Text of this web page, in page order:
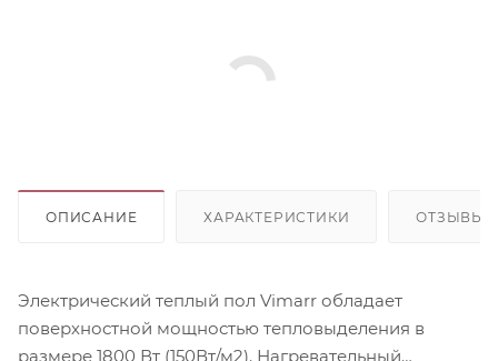
ОПИСАНИЕ ХАРАКТЕРИСТИКИ ОТЗЫВЫ
Электрический теплый пол Vimarr обладает
поверхностной мощностью тепловыделения в
размере 1800 Вт (150Вт/м2). Нагревательный